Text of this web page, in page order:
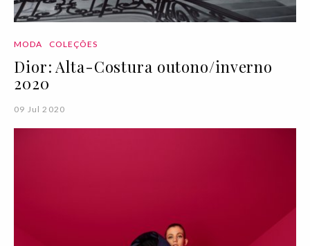
MODA COLEÇÕES
Dior: Alta-Costura outono/inverno
2020
09 Jul 2020